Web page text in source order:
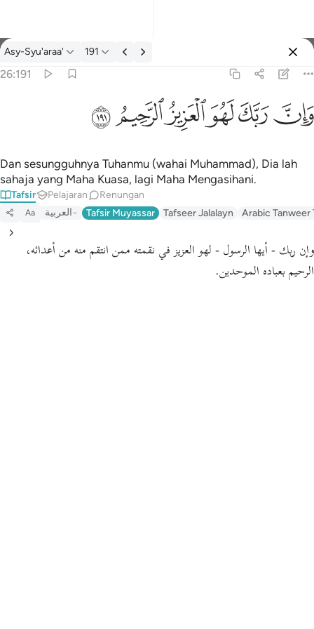
Tafsir: Asy-Syu'araa' 26:191
Asy-Syu'araa' 191
26:191
وَإِنَّ رَبَّكَ لَهُوَ ٱلْعَزِيزُ ٱلرَّحِيمُ ١٩١
ﱽﱾﱿﲀﲁﲂ
Dan sesungguhnya Tuhanmu (wahai Muhammad), Dia lah
sahaja yang Maha Kuasa, lagi Maha Mengasihani.
Tafsir Pelajaran Renungan
Aa العربية Tafsir Muyassar Tafseer Jalalayn Arabic Tanweer
وإن ربك - أيها الرسول - لهو العزيز في نقمته ممن انتقم منه من أعدائه،
الرحيم بعباده الموحدين.